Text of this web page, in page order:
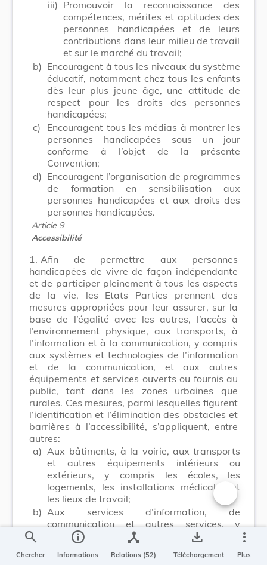
iii) Promouvoir la reconnaissance des
compétences, mérites et aptitudes des
personnes handicapées et de leurs
contributions dans leur milieu de travail
et sur le marché du travail;
b) Encouragent à tous les niveaux du système
éducatif, notamment chez tous les enfants
dès leur plus jeune âge, une attitude de
respect pour les droits des personnes
handicapées;
c)
Encouragent tous les médias à montrer les
personnes handicapées sous un jour
conforme à l’objet de la présente
Convention;
d) Encouragent l’organisation de programmes
de formation en sensibilisation aux
personnes handicapées et aux droits des
personnes handicapées.
Article 9
Accessibilité
1. Afin de permettre aux personnes
handicapées de vivre de façon indépendante
et de participer pleinement à tous les aspects
de la vie, les Etats Parties prennent des
mesures appropriées pour leur assurer, sur la
base de l’égalité avec les autres, l’accès à
l’environnement physique, aux transports, à
l’information et à la communication, y compris
aux systèmes et technologies de l’information
et de la communication, et aux autres
équipements et services ouverts ou fournis au
public, tant dans les zones urbaines que
rurales. Ces mesures, parmi lesquelles figurent
l’identification et l’élimination des obstacles et
barrières à l’accessibilité, s’appliquent, entre
autres:
a) Aux bâtiments, à la voirie, aux transports
et autres équipements intérieurs ou
extérieurs, y compris les écoles, les
logements, les installations médicales et
les lieux de travail;
b) Aux services d’information, de
communication et autres services, y
compris les services électroniques et les
services d’urgence.
Changer la
search
Chercher
info
Informations
device_hub
Relations (52)
save_alt
Téléchargement
more_vert
Plus